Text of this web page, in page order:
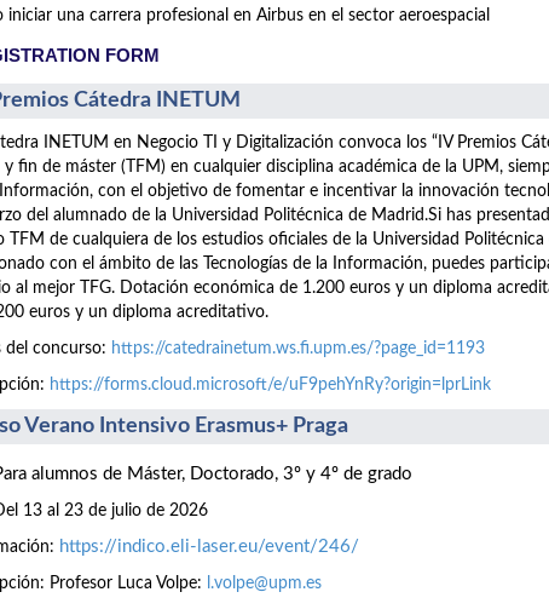
iniciar una carrera profesional en Airbus en el sector aeroespacial
FORM
Cátedra INETUM
INETUM en Negocio TI y Digitalización convoca los “IV Premios
y fin de máster (TFM) en cualquier disciplina académica de la UPM,
con el objetivo de fomentar e incentivar la innovación
del alumnado de la Universidad Politécnica de Madrid.Si has
TFM de cualquiera de los estudios oficiales de la Universidad
con el ámbito de las Tecnologías de la Información, puedes
al mejor TFG. Dotación económica de 1.200 euros y un diploma
euros y un diploma acreditativo.
del concurso: https://catedrainetum.ws.fi.upm.es/?page_id=1193
https://forms.cloud.microsoft/e/uF9pehYnRy?origin=lprLink
Verano Intensivo Erasmus+ Praga
alumnos de Máster, Doctorado, 3º y 4º de grado
13 al 23 de julio de 2026
https://indico.eli-laser.eu/event/246/
Profesor Luca Volpe: l.volpe@upm.es